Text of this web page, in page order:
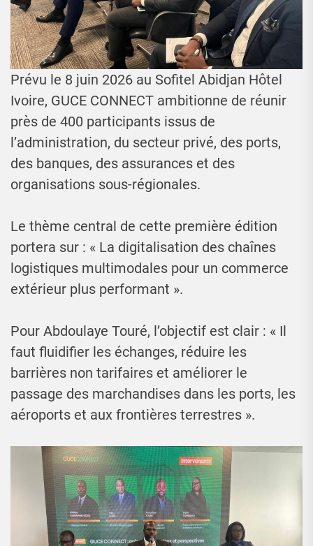
Prévu le 8 juin 2026 au Sofitel Abidjan Hôtel
Ivoire, GUCE CONNECT ambitionne de réunir
près de 400 participants issus de
l’administration, du secteur privé, des ports,
des banques, des assurances et des
organisations sous-régionales.
Le thème central de cette première édition
portera sur : « La digitalisation des chaînes
logistiques multimodales pour un commerce
extérieur plus performant ».
Pour Abdoulaye Touré, l’objectif est clair : « Il
faut fluidifier les échanges, réduire les
barrières non tarifaires et améliorer le
passage des marchandises dans les ports, les
aéroports et aux frontières terrestres ».